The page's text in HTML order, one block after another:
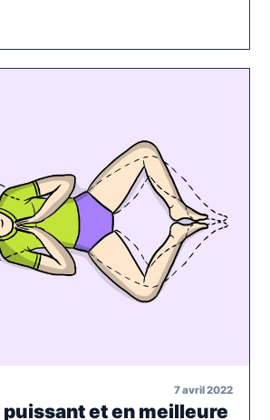
7 avril 2022
et en meilleure